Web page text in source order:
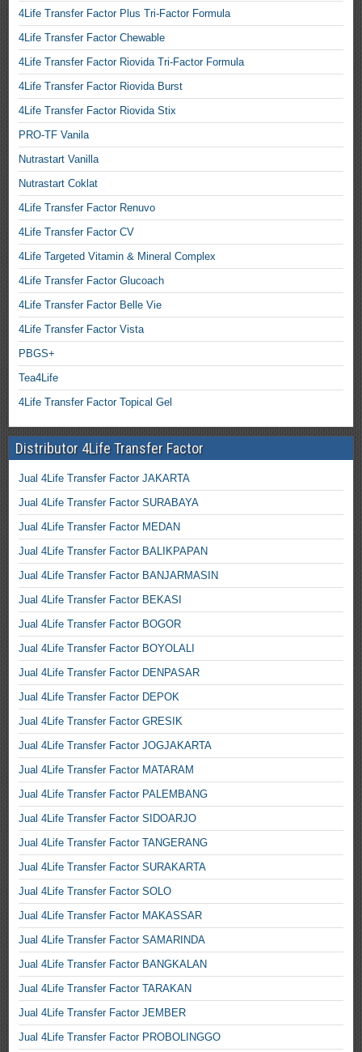
4Life Transfer Factor Plus Tri-Factor Formula
4Life Transfer Factor Chewable
4Life Transfer Factor Riovida Tri-Factor Formula
4Life Transfer Factor Riovida Burst
4Life Transfer Factor Riovida Stix
PRO-TF Vanila
Nutrastart Vanilla
Nutrastart Coklat
4Life Transfer Factor Renuvo
4Life Transfer Factor CV
4Life Targeted Vitamin & Mineral Complex
4Life Transfer Factor Glucoach
4Life Transfer Factor Belle Vie
4Life Transfer Factor Vista
PBGS+
Tea4Life
4Life Transfer Factor Topical Gel
Distributor 4Life Transfer Factor
Jual 4Life Transfer Factor JAKARTA
Jual 4Life Transfer Factor SURABAYA
Jual 4Life Transfer Factor MEDAN
Jual 4Life Transfer Factor BALIKPAPAN
Jual 4Life Transfer Factor BANJARMASIN
Jual 4Life Transfer Factor BEKASI
Jual 4Life Transfer Factor BOGOR
Jual 4Life Transfer Factor BOYOLALI
Jual 4Life Transfer Factor DENPASAR
Jual 4Life Transfer Factor DEPOK
Jual 4Life Transfer Factor GRESIK
Jual 4Life Transfer Factor JOGJAKARTA
Jual 4Life Transfer Factor MATARAM
Jual 4Life Transfer Factor PALEMBANG
Jual 4Life Transfer Factor SIDOARJO
Jual 4Life Transfer Factor TANGERANG
Jual 4Life Transfer Factor SURAKARTA
Jual 4Life Transfer Factor SOLO
Jual 4Life Transfer Factor MAKASSAR
Jual 4Life Transfer Factor SAMARINDA
Jual 4Life Transfer Factor BANGKALAN
Jual 4Life Transfer Factor TARAKAN
Jual 4Life Transfer Factor JEMBER
Jual 4Life Transfer Factor PROBOLINGGO